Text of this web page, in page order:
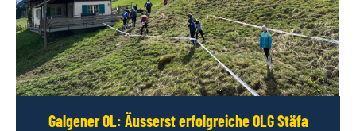
Galgener OL: Äusserst erfolgreiche OLG Stäfa